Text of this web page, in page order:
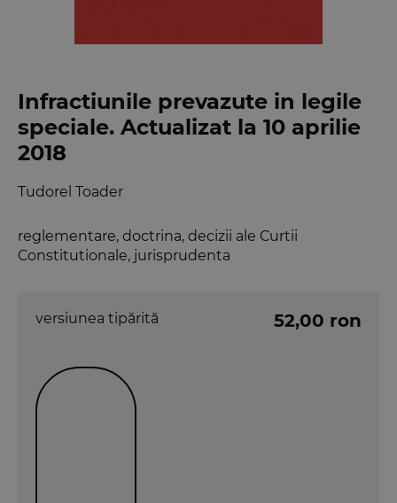
Infractiunile prevazute in legile
speciale. Actualizat la 10 aprilie
2018
reglementare, doctrina, decizii ale Curtii
Constitutionale, jurisprudenta
Tudorel Toader
versiunea tipărită 52,00 ron